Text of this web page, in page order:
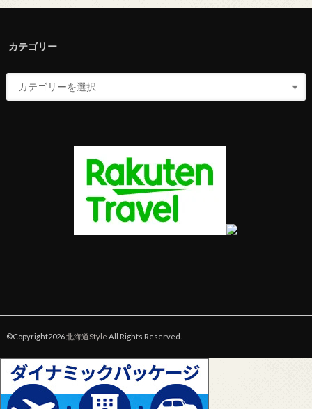
カテゴリー
©Copyright2026北海道Style .All Rights Reserved.